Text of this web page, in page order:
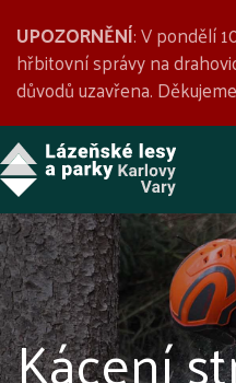
UPOZORNĚNÍ: V pondělí
hřbitovní správy na
důvodů uzavřena.
Kácení